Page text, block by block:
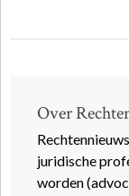
Over
juridische
worden